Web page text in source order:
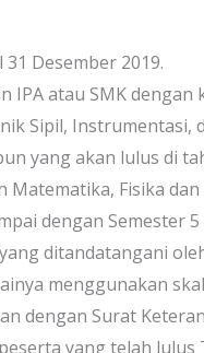
Desember 2019.
IPA atau SMK
Sipil, Instrumentasi,
yang akan lulus di
Fisika
dengan Semester 5
ditandatangani
menggunakan
dengan Surat
yang telah lulus